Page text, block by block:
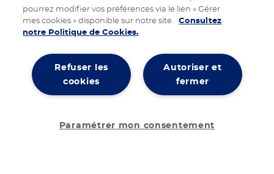
pourrez modifier vos préférences via le lien « Gérer
mes cookies » disponible sur notre site.
Consultez
notre Politique de Cookies.
Autoriser et
fermer
Refuser les
cookies
Paramétrer mon consentement